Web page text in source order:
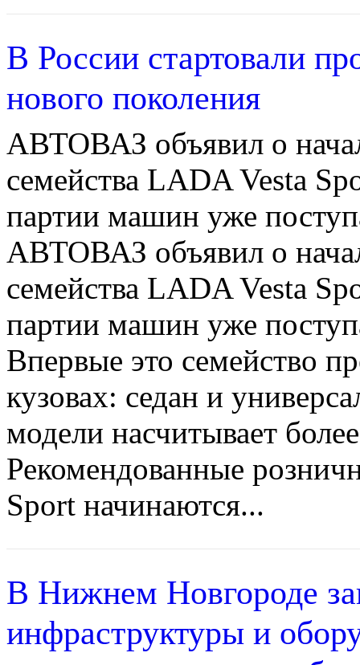
В России стартовали
нового поколения
АВТОВАЗ объявил о
семейства LADA Vesta
партии машин уже
АВТОВАЗ объявил о
семейства LADA Vesta
партии машин уже
Впервые это семейство
кузовах: седан и
модели насчитывает
Рекомендованные
Sport начинаются...
В Нижнем Новгороде
инфраструктуры и